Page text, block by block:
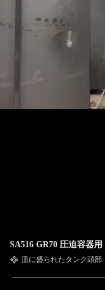
SA516 GR70 圧迫容器
皿に盛られたタンク頭部